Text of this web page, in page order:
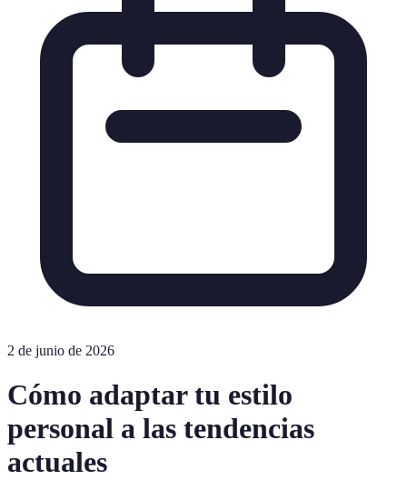
2 de junio de 2026
Cómo adaptar tu estilo
personal a las tendencias
actuales